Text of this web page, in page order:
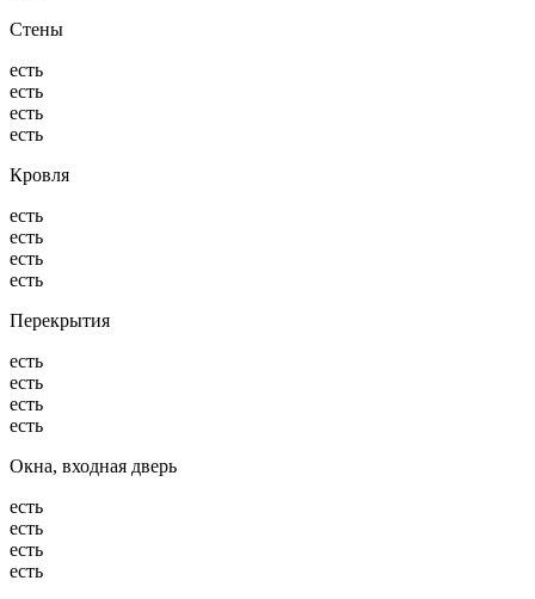
Стены
есть
есть
есть
есть
Кровля
есть
есть
есть
есть
Перекрытия
есть
есть
есть
есть
Окна, входная дверь
есть
есть
есть
есть